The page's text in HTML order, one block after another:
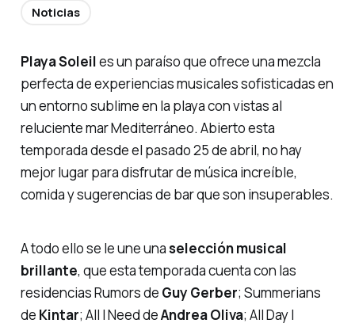
Playa Soleiles un paraíso que ofrece una mezcla
perfecta de experiencias musicales sofisticadas en
un entorno sublime en la playa con vistas al
reluciente mar Mediterráneo. Abierto esta
temporada desde el pasado 25 de abril, no hay
mejor lugar para disfrutar de música increíble,
comida y sugerencias de bar que son insuperables.
A todo ello se le une unaselección musical
brillante, que esta temporada cuenta con las
residenciasRumorsde Guy Gerber; Summerians
de Kintar; All I NeeddeAndrea Oliva; All Day I
Noticias